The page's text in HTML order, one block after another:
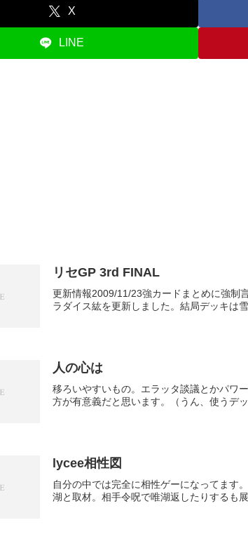
X
LINE
リセGP 3rd FINAL
更新情報2009/11/23強カードまとめに強制
ラダイス紘を更新しました。結局デッキは
人の心は
移ろいやすいもの。エラッタ談議とかパワ
方が有意義だと思います。（うん、使うデ
lycee相性図
自分の中では完全に相性ゲーになってま
湖と取材。相手令呪で唯湖返したりするも